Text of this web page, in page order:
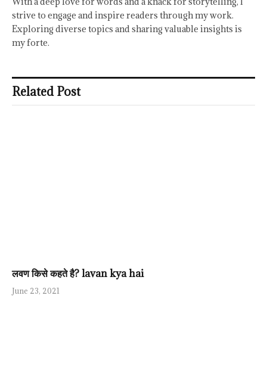
strive to engage and inspire readers through my work.
Exploring diverse topics and sharing valuable insights is
my forte.
Related Post
लवण किसे कहते है? lavan kya hai
June 23, 2021